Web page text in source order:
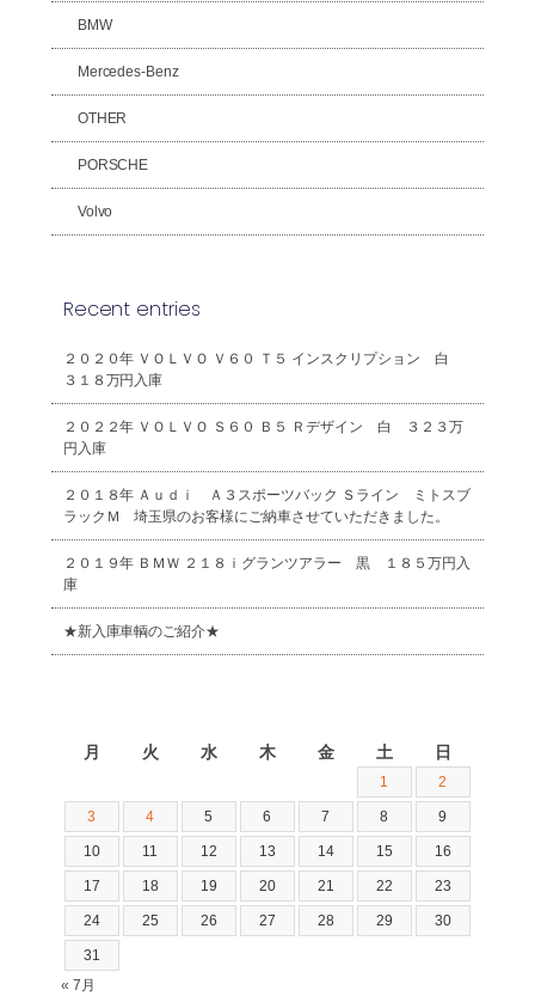
BMW
Mercedes-Benz
OTHER
PORSCHE
Volvo
Recent entries
２０２０年 ＶＯＬＶＯ Ｖ６０ Ｔ５ インスクリプション 白
３１８万円入庫
２０２２年 ＶＯＬＶＯ Ｓ６０ Ｂ５ Ｒデザイン 白 ３２３万
円入庫
２０１８年 Ａｕｄｉ Ａ３スポーツバック Ｓライン ミトスブ
ラックＭ 埼玉県のお客様にご納車させていただきました。
２０１９年 ＢＭＷ ２１８ｉグランツアラー 黒 １８５万円入
庫
★新入庫車輌のご紹介★
月 火 水 木 金 土 日
1 2
3 4 5 6 7 8 9
10 11 12 13 14 15 16
17 18 19 20 21 22 23
24 25 26 27 28 29 30
31
« 7月